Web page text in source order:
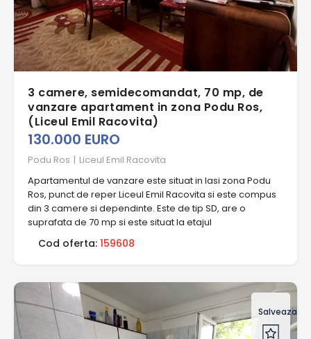
3 camere, semidecomandat, 70 mp, de
vanzare apartament in zona Podu Ros,
(Liceul Emil Racovita)
130.000 EURO
Podu Ros | Liceul Emil Racovita
Apartamentul de vanzare este situat in Iasi zona Podu
Ros, punct de reper Liceul Emil Racovita si este compus
din 3 camere si dependinte. Este de tip SD, are o
suprafata de 70 mp si este situat la etajul
Cod oferta: 159608
Salveaza